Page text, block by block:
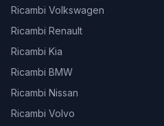
Ricambi Volkswagen
Ricambi Renault
Ricambi Kia
Ricambi BMW
Ricambi Nissan
Ricambi Volvo